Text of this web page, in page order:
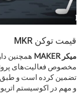
قیمت توکن MKR
میکر MAKER همچنین
مخصوص فعالیت‌های
تضمین کرده است و طبق
و مهم در اکوسیستم